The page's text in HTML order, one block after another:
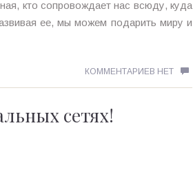
кто сопровождает нас всюду, куда
ее, мы можем подарить миру и
КОММЕНТАРИЕВ НЕТ
сетях!